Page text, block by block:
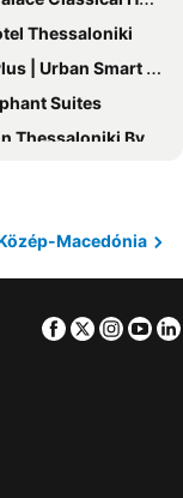
Thessaloniki
| Urban Smart Hotel
Suites
By Ihg
Hotel - Adults Only
Macedónia
Facebook
Twitter